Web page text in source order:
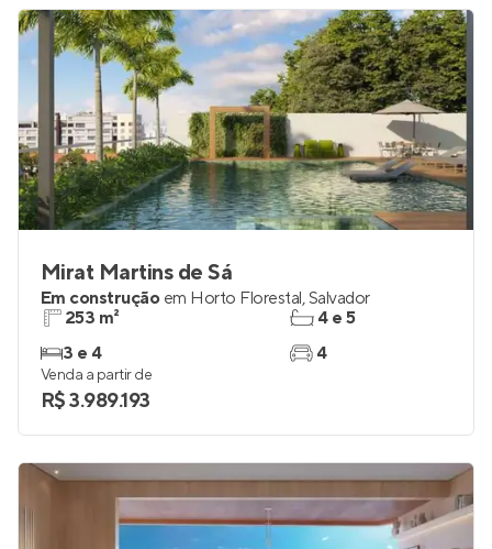
Mirat Martins de Sá
Em construção em Horto Florestal,Salvador
253 m²
3 e 4
4 e 5
4
Venda a partir de
R$ 3.989.193